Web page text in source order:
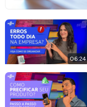
06:24